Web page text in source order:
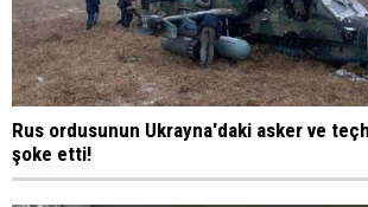
Rus ordusunun Ukrayna'daki asker ve
şoke etti!